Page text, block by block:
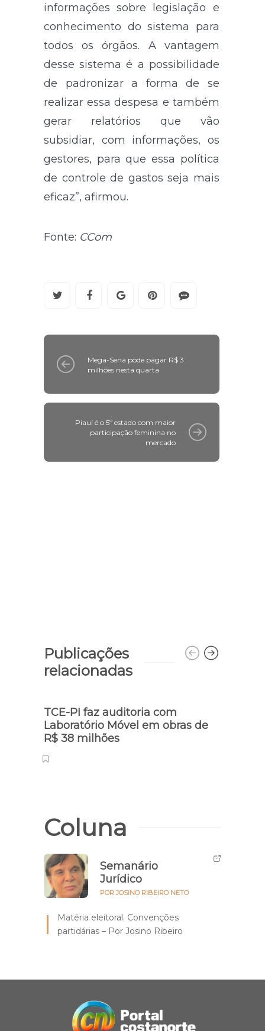
informações sobre legislação e
conhecimento do sistema para
todos os órgãos. A vantagem
desse sistema é a possibilidade
de padronizar a forma de se
realizar essa despesa e também
gerar relatórios que vão
subsidiar, com informações, os
gestores, para que essa política
de controle de gastos seja mais
eficaz”, afirmou.
Fonte: CCom
Mega-Sena pode pagar R$ 3
milhões nesta quarta
Piauí é o 5º estado com maior
participação feminina no
mercado
Publicações
relacionadas
TCE-PI faz auditoria com
Laboratório Móvel em obras de
R$ 38 milhões
Coluna
Semanário
Jurídico
POR JOSINO RIBEIRO NETO
Matéria eleitoral. Convenções
partidárias – Por Josino Ribeiro